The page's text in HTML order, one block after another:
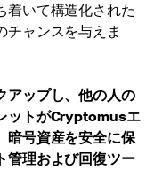
着いて構造化された
チャンスを与えま
アップし、他の人の
ットがCryptomusエ
暗号資産を安全に保
管理および回復ツー